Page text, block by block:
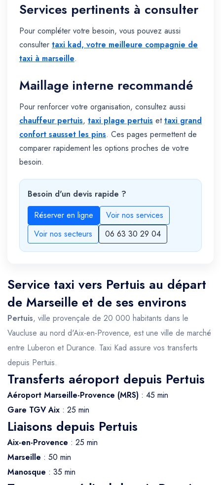
Services pertinents à consulter
Pour compléter votre besoin, vous pouvez aussi
consulter taxi kad, votre meilleure compagnie de
taxi à marseille.
Maillage interne recommandé
Pour renforcer votre organisation, consultez aussi
chauffeur pertuis, taxi plage pertuis ettaxi grand
confort sausset les pins. Ces pages permettent de
comparer rapidement les options proches de votre
besoin.
Besoin d'un devis rapide ?
Réserver en ligne
Voir nos services
Voir nos secteurs
06 63 30 29 04
Service taxi vers Pertuis au départ
de Marseille et de ses environs
Pertuis, ville provençale de 20 000 habitants dans le
Vaucluse au nord d'Aix-en-Provence, est une ville de marché
entre Luberon et Durance. Taxi Kad assure vos transferts
depuis Pertuis.
Transferts aéroport depuis Pertuis
Aéroport Marseille-Provence (MRS) : 45 min
Gare TGV Aix : 25 min
Liaisons depuis Pertuis
Aix-en-Provence : 25 min
Marseille : 50 min
Manosque : 35 min